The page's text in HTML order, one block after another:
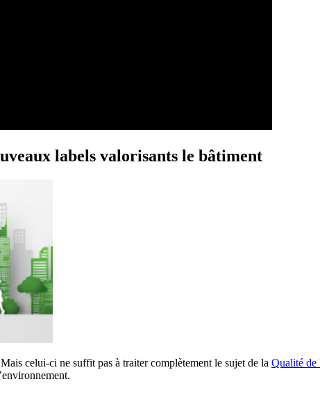
labels valorisants le bâtiment
celui-ci ne suffit pas à traiter complètement le sujet de la Qualité de